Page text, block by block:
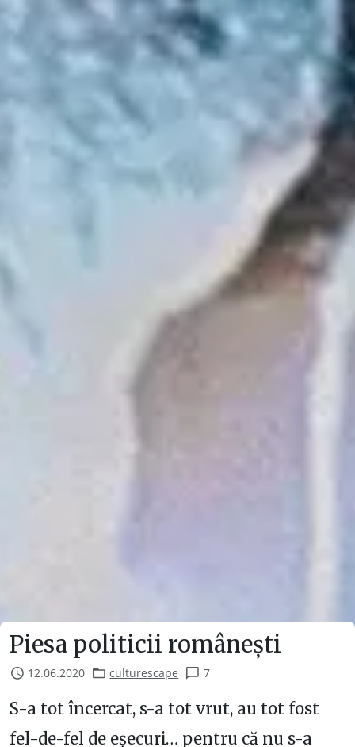
Piesa politicii românești
12.06.2020 culturescape 7
S-a tot încercat, s-a tot vrut, au tot fost
fel-de-fel de eșecuri… pentru că nu s-a